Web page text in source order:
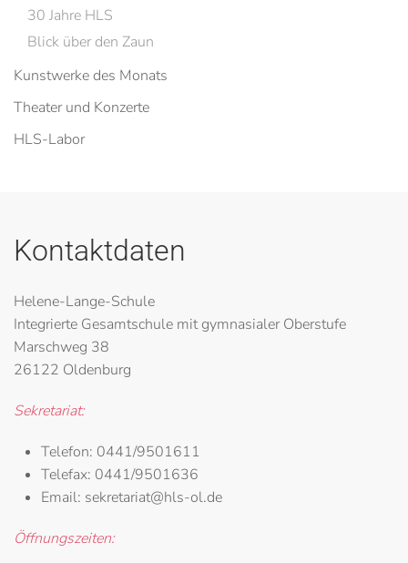
30 Jahre HLS
Blick über den Zaun
Kunstwerke des Monats
Theater und Konzerte
HLS-Labor
Kontaktdaten
Helene-Lange-Schule
Integrierte Gesamtschule mit gymnasialer Oberstufe
Marschweg 38
26122 Oldenburg
Sekretariat:
Telefon: 0441/9501611
Telefax: 0441/9501636
Email: sekretariat@hls-ol.de
Öffnungszeiten: